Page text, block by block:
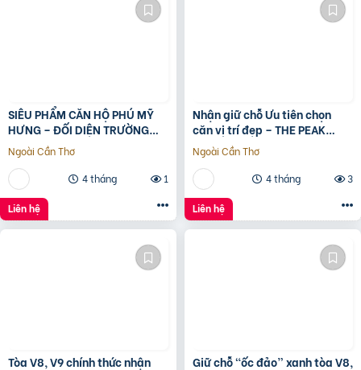
SIÊU PHẨM CĂN HỘ PHÚ MỸ
HƯNG – ĐỐI DIỆN TRƯỜNG
ĐINH THIỆN LÝ – DT 95M2 –
GIÁ 9. x TỶ.
Ngoài Cần Thơ
4 tháng
1
Liên hệ
Nhận giữ chỗ Ưu tiên chọn
căn vị trí đẹp – THE PEAK
GARDEN của Hưng Lộc Phát
Ngoài Cần Thơ
4 tháng
3
Liên hệ
Tòa V8, V9 chính thức nhận
Giữ chỗ “ốc đảo” xanh tòa V8,